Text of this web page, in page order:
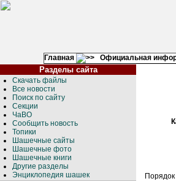
Главная
Официальная
Разделы сайта
Скачать файлы
Все новости
Поиск по сайту
Секции
ЧаВО
Сообщить новость
Топики
Шашечные сайты
Шашечные фото
Шашечные книги
Другие разделы
Энциклопедия шашек
Порядок